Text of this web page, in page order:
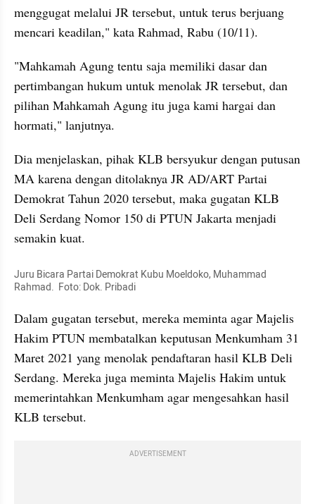
menggugat melalui JR tersebut, untuk terus berjuang
mencari keadilan," kata Rahmad, Rabu (10/11).
"Mahkamah Agung tentu saja memiliki dasar dan
pertimbangan hukum untuk menolak JR tersebut, dan
pilihan Mahkamah Agung itu juga kami hargai dan
hormati," lanjutnya.
Dia menjelaskan, pihak KLB bersyukur dengan putusan
MA karena dengan ditolaknya JR AD/ART Partai
Demokrat Tahun 2020 tersebut, maka gugatan KLB
Deli Serdang Nomor 150 di PTUN Jakarta menjadi
semakin kuat.
Juru Bicara Partai Demokrat Kubu Moeldoko, Muhammad
Rahmad.  Foto: Dok. Pribadi
Dalam gugatan tersebut, mereka meminta agar Majelis
Hakim PTUN membatalkan keputusan Menkumham 31
Maret 2021 yang menolak pendaftaran hasil KLB Deli
Serdang. Mereka juga meminta Majelis Hakim untuk
memerintahkan Menkumham agar mengesahkan hasil
KLB tersebut.
ADVERTISEMENT